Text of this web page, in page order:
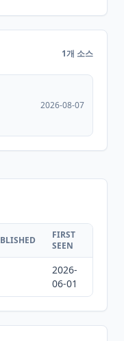
1개 소스
2026-08-07
FIRST
SEEN
2026-
06-01